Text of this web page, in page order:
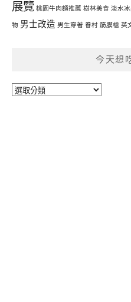
展覽 桃園牛肉麵推薦 樹林美食 淡水冰
物 男士改造 男生穿著 眷村 筋膜槍 英
今天想
今